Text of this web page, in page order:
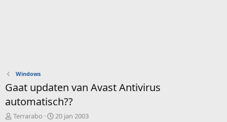
Windows
Gaat updaten van Avast Antivirus
automatisch??
O
Terrarabo
S
20 jan 2003